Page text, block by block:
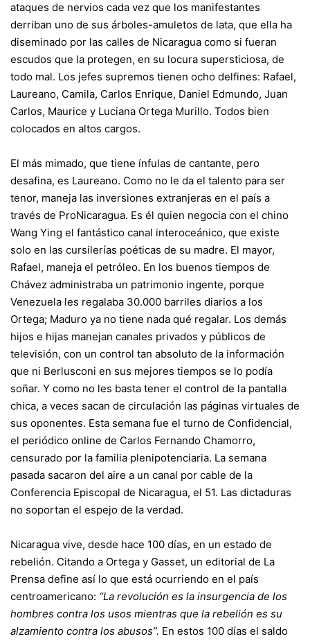
ataques de nervios cada vez que los manifestantes
derriban uno de sus árboles-amuletos de lata, que ella ha
diseminado por las calles de Nicaragua como si fueran
escudos que la protegen, en su locura supersticiosa, de
todo mal. Los jefes supremos tienen ocho delfines: Rafael,
Laureano, Camila, Carlos Enrique, Daniel Edmundo, Juan
Carlos, Maurice y Luciana Ortega Murillo. Todos bien
colocados en altos cargos.
El más mimado, que tiene ínfulas de cantante, pero
desafina, es Laureano. Como no le da el talento para ser
tenor, maneja las inversiones extranjeras en el país a
través de ProNicaragua. Es él quien negocia con el chino
Wang Ying el fantástico canal interoceánico, que existe
solo en las cursilerías poéticas de su madre. El mayor,
Rafael, maneja el petróleo. En los buenos tiempos de
Chávez administraba un patrimonio ingente, porque
Venezuela les regalaba 30.000 barriles diarios a los
Ortega; Maduro ya no tiene nada qué regalar. Los demás
hijos e hijas manejan canales privados y públicos de
televisión, con un control tan absoluto de la información
que ni Berlusconi en sus mejores tiempos se lo podía
soñar. Y como no les basta tener el control de la pantalla
chica, a veces sacan de circulación las páginas virtuales de
sus oponentes. Esta semana fue el turno de Confidencial,
el periódico online de Carlos Fernando Chamorro,
censurado por la familia plenipotenciaria. La semana
pasada sacaron del aire a un canal por cable de la
Conferencia Episcopal de Nicaragua, el 51. Las dictaduras
no soportan el espejo de la verdad.
Nicaragua vive, desde hace 100 días, en un estado de
rebelión. Citando a Ortega y Gasset, un editorial de La
Prensa define así lo que está ocurriendo en el país
centroamericano: “La revolución es la insurgencia de los
hombres contra los usos mientras que la rebelión es su
alzamiento contra los abusos”. En estos 100 días el saldo